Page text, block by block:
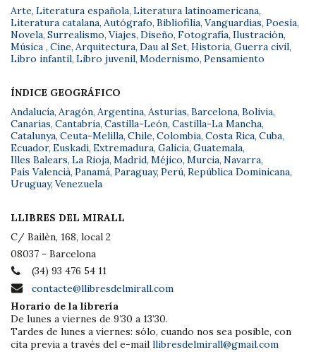
Arte, Literatura española, Literatura latinoamericana,
Literatura catalana, Autógrafo, Bibliofilia, Vanguardias, Poesía,
Novela, Surrealismo, Viajes, Diseño, Fotografía, Ilustración,
Música , Cine, Arquitectura, Dau al Set, Historia, Guerra civil,
Libro infantil, Libro juvenil, Modernismo, Pensamiento
ÍNDICE GEOGRÁFICO
Andalucía, Aragón, Argentina, Asturias, Barcelona, Bolivia,
Canarias, Cantabria, Castilla-León, Castilla-La Mancha,
Catalunya, Ceuta-Melilla, Chile, Colombia, Costa Rica, Cuba,
Ecuador, Euskadi, Extremadura, Galicia, Guatemala,
Illes Balears, La Rioja, Madrid, Méjico, Murcia, Navarra,
País Valencià, Panamá, Paraguay, Perú, República Dominicana,
Uruguay, Venezuela
LLIBRES DEL MIRALL
C/ Bailèn, 168, local 2
08037 - Barcelona
(34) 93 476 54 11
contacte@llibresdelmirall.com
Horario de la librería
De lunes a viernes de 9’30 a 13’30.
Tardes de lunes a viernes: sólo, cuando nos sea posible, con
cita previa a través del e-mail llibresdelmirall@gmail.com